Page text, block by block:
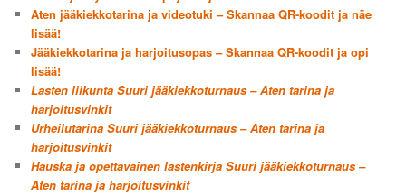
Aten jääkiekkotarina ja videotuki – Skannaa QR-koodit ja näe
lisää!
Jääkiekkotarina ja harjoitusopas – Skannaa QR-koodit ja opi
lisää!
Lasten liikunta Suuri jääkiekkoturnaus – Aten tarina ja
harjoitusvinkit
Urheilutarina Suuri jääkiekkoturnaus – Aten tarina ja
harjoitusvinkit
Hauska ja opettavainen lastenkirja Suuri jääkiekkoturnaus –
Aten tarina ja harjoitusvinkit